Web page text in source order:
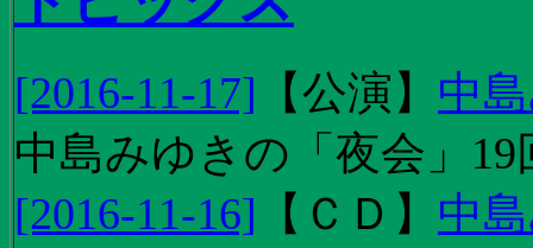
[2016-11-17] 【公演 】 中
中島みゆきの「夜会」
[2016-11-16] 【 ＣＤ 】 中